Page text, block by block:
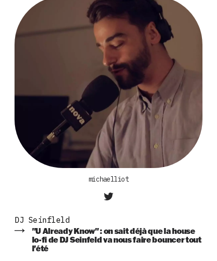
michaelliot
DJ Seinfleld
"U Already Know" : on sait déjà que la house
lo-fi de DJ Seinfeld va nous faire bouncer tout
l'été